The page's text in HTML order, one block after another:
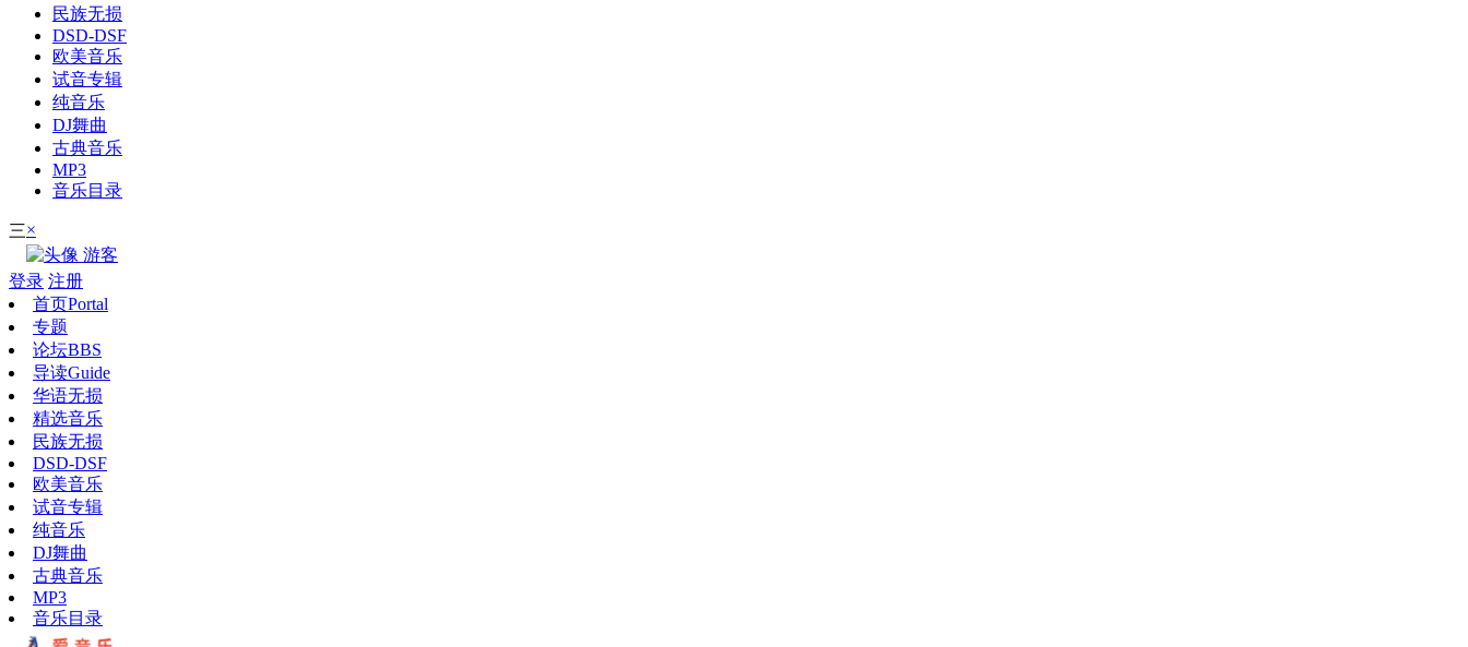
民族无损
DSD-DSF
欧美音乐
试音专辑
纯音乐
DJ舞曲
古典音乐
MP3
音乐目录
三×
游客
登录 注册
首页Portal
专题
论坛BBS
导读Guide
华语无损
精选音乐
民族无损
DSD-DSF
欧美音乐
试音专辑
纯音乐
DJ舞曲
古典音乐
MP3
音乐目录